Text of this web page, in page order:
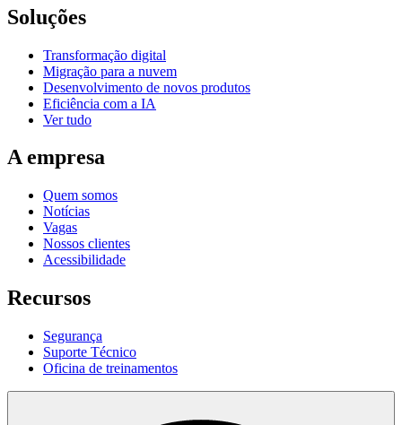
Soluções
Transformação digital
Migração para a nuvem
Desenvolvimento de novos produtos
Eficiência com a IA
Ver tudo
A empresa
Quem somos
Notícias
Vagas
Nossos clientes
Acessibilidade
Recursos
Segurança
Suporte Técnico
Oficina de treinamentos